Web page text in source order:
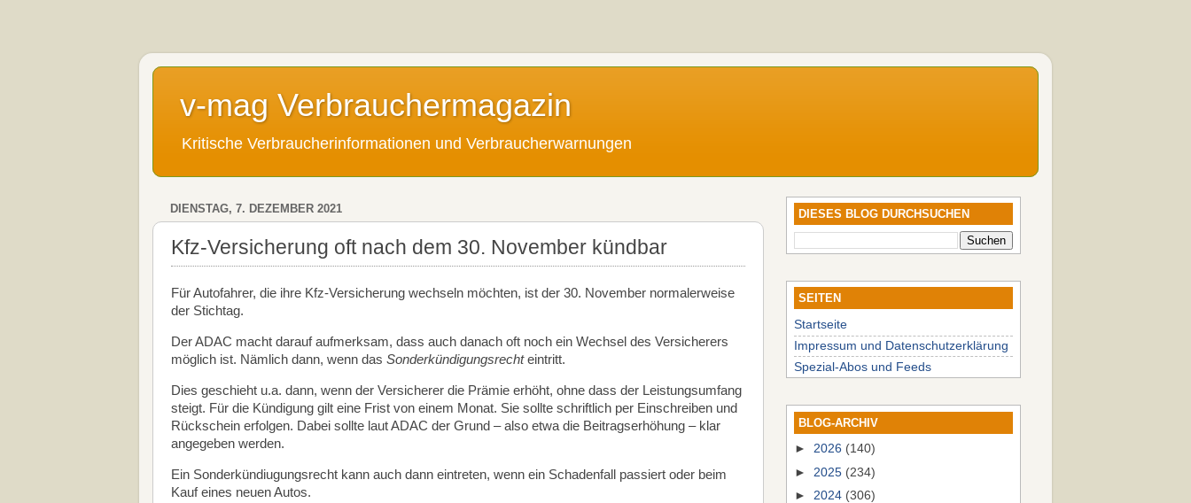
v-mag Verbrauchermagazin
Kritische Verbraucherinformationen und Verbraucherwarnungen
DIENSTAG, 7. DEZEMBER 2021
Kfz-Versicherung oft nach dem 30. November kündbar
Für Autofahrer, die ihre Kfz-Versicherung wechseln möchten, ist der 30. November normalerweise
der Stichtag.
Der ADAC macht darauf aufmerksam, dass auch danach oft noch ein Wechsel des Versicherers
möglich ist. Nämlich dann, wenn das Sonderkündigungsrechteintritt.
Dies geschieht u.a. dann, wenn der Versicherer die Prämie erhöht, ohne dass der Leistungsumfang
steigt. Für die Kündigung gilt eine Frist von einem Monat. Sie sollte schriftlich per Einschreiben und
Rückschein erfolgen. Dabei sollte laut ADAC der Grund – also etwa die Beitragserhöhung – klar
angegeben werden.
Ein Sonderkündiugungsrecht kann auch dann eintreten, wenn ein Schadenfall passiert oder beim
Kauf eines neuen Autos.
DIESES BLOG DURCHSUCHEN
SEITEN
Startseite
Impressum und Datenschutzerklärung
Spezial-Abos und Feeds
BLOG-ARCHIV
► 2026 (140)
► 2025 (234)
► 2024 (306)